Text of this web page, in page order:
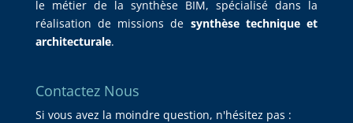
le métier de la synthèse BIM, spécialisé dans la
réalisation de missions de synthèse technique et
architecturale.
Contactez Nous
Si vous avez la moindre question, n'hésitez pas :